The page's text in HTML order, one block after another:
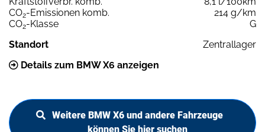
CO2-Emissionen komb.
214 g/km
CO2-Klasse
G
Standort
Zentrallager
Details zum BMW X6 anzeigen
Weitere BMW X6 und andere Fahrzeuge
können Sie hier suchen